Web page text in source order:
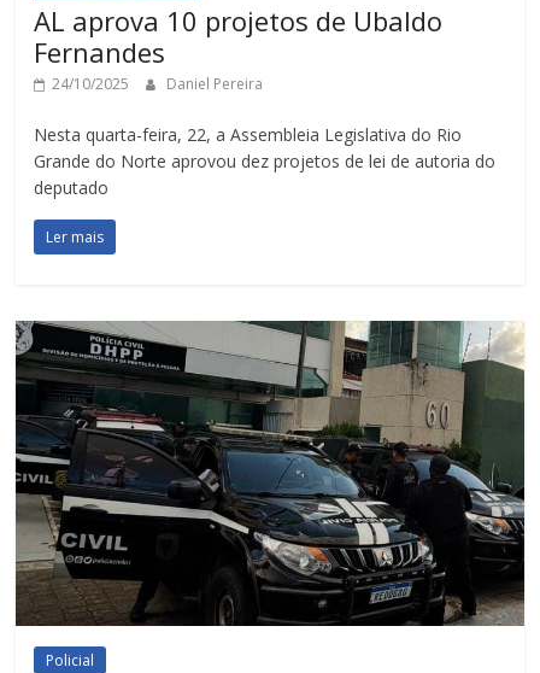
AL aprova 10 projetos de Ubaldo
Fernandes
24/10/2025 Daniel Pereira
Nesta quarta-feira, 22, a Assembleia Legislativa do Rio
Grande do Norte aprovou dez projetos de lei de autoria do
deputado
Ler mais
Policial